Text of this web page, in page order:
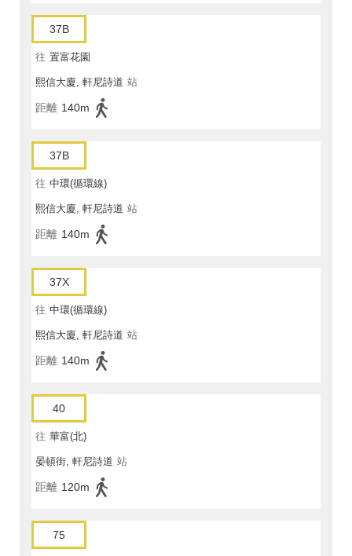
37B
往 置富花園
熙信大廈, 軒尼詩道 站
距離 140m
37B
往 中環(循環線)
熙信大廈, 軒尼詩道 站
距離 140m
37X
往 中環(循環線)
熙信大廈, 軒尼詩道 站
距離 140m
40
往 華富(北)
晏頓街, 軒尼詩道 站
距離 120m
75